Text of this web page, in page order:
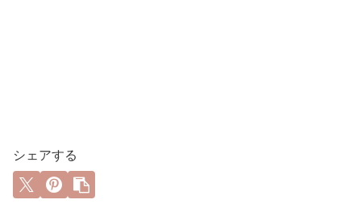
シェアする